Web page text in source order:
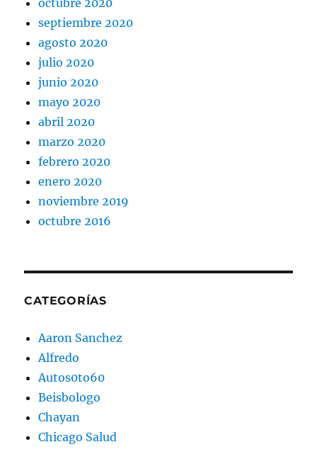
octubre 2020
septiembre 2020
agosto 2020
julio 2020
junio 2020
mayo 2020
abril 2020
marzo 2020
febrero 2020
enero 2020
noviembre 2019
octubre 2016
CATEGORÍAS
Aaron Sanchez
Alfredo
Autos0to60
Beisbologo
Chayan
Chicago Salud